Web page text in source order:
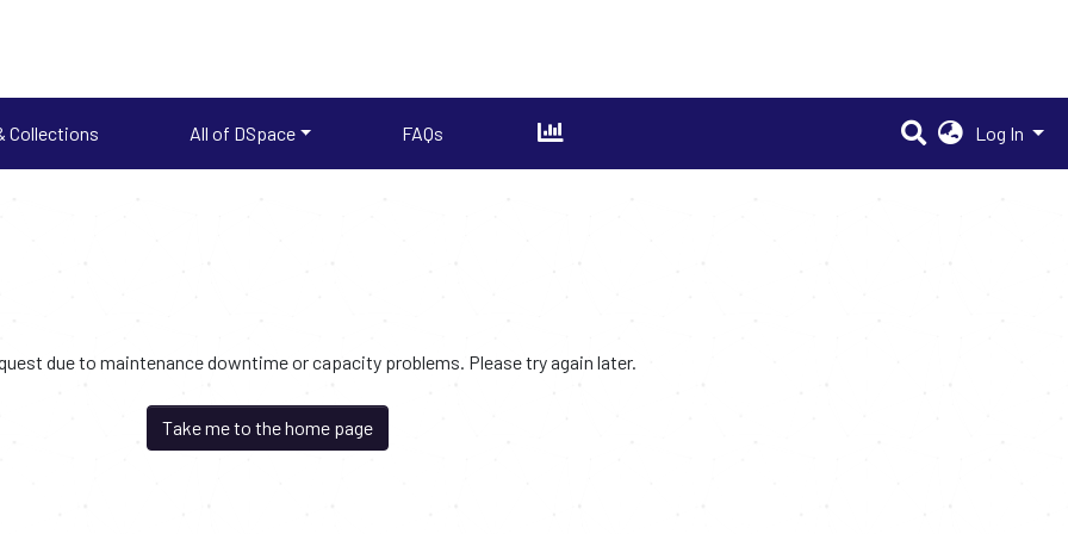
Collections All of DSpace FAQs Log In
due to maintenance downtime or capacity problems. Please try again later.
Take me to the home page